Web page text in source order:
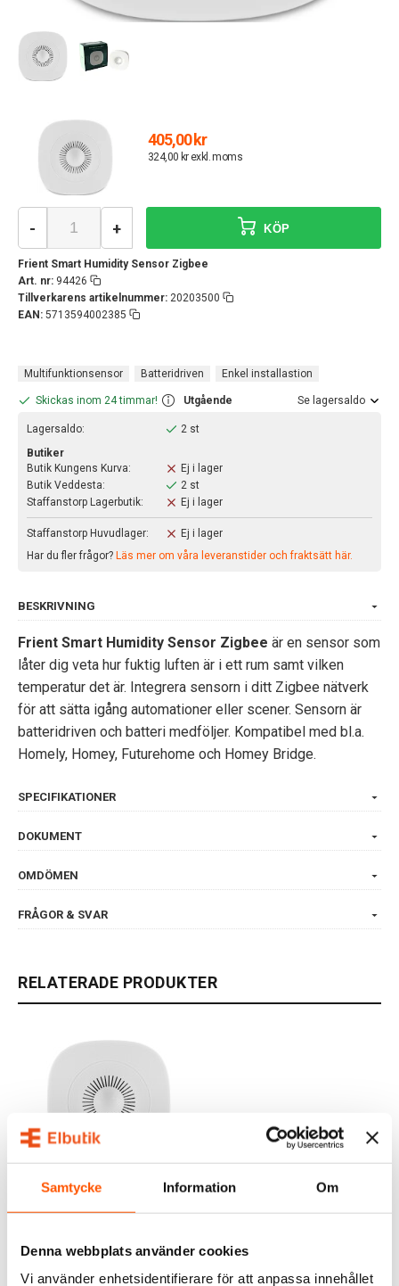
Samtycke Information Om
Denna webbplats använder cookies
Vi använder enhetsidentifierare för att anpassa innehållet
405,00 kr
324,00 kr exkl. moms
Frient Smart Humidity Sensor Zigbee
Art. nr: 94426
Tillverkarens artikelnummer: 20203500
EAN: 5713594002385
- + KÖP
Multifunktionsensor Batteridriven Enkel installastion
Skickas inom 24 timmar! Utgående Se lagersaldo
Lagersaldo:
2 st
Butiker
Butik Kungens Kurva:
Ej i lager
Butik Veddesta:
2 st
Staffanstorp Lagerbutik:
Ej i lager
Staffanstorp Huvudlager:
Ej i lager
Har du fler frågor? Läs mer om våra leveranstider och fraktsätt här.
BESKRIVNING
Frient Smart Humidity Sensor Zigbee är en sensor som
låter dig veta hur fuktig luften är i ett rum samt vilken
temperatur det är. Integrera sensorn i ditt Zigbee nätverk
för att sätta igång automationer eller scener. Sensorn är
batteridriven och batteri medföljer. Kompatibel med bl.a.
Homely, Homey, Futurehome och Homey Bridge.
SPECIFIKATIONER
DOKUMENT
OMDÖMEN
FRÅGOR & SVAR
RELATERADE PRODUKTER
Frient